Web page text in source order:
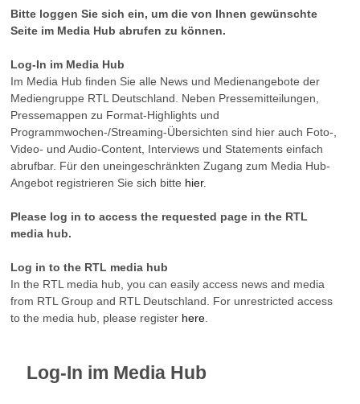
Bitte loggen Sie sich ein, um die von Ihnen gewünschte
Seite im Media Hub abrufen zu können.
Log-In im Media Hub
Im Media Hub finden Sie alle News und Medienangebote der
Mediengruppe RTL Deutschland. Neben Pressemitteilungen,
Pressemappen zu Format-Highlights und
Programmwochen-/Streaming-Übersichten sind hier auch Foto-,
Video- und Audio-Content, Interviews und Statements einfach
abrufbar. Für den uneingeschränkten Zugang zum Media Hub-
Angebot registrieren Sie sich bitte hier.
Please log in to access the requested page in the RTL
media hub.
Log in to the RTL media hub
In the RTL media hub, you can easily access news and media
from RTL Group and RTL Deutschland. For unrestricted access
to the media hub, please register here
Log-In im Media Hub